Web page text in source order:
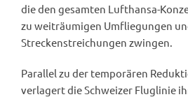
die den gesamten Lufthansa-
zu weiträumigen Umfliegungen
Streckenstreichungen zwingen.
Parallel zu der temporären
verlagert die Schweizer Fluglinie